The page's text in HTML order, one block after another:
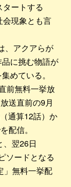
ートする
会現象とも言
、アクアらが
に挑む物語が
めている。
前無料一挙放
送直前の9月
通算12話）か
配信。
、翌26日
ソードとなる
」無料一挙配